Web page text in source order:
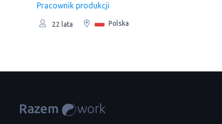
Pracownik produkcji
22 lata Polska